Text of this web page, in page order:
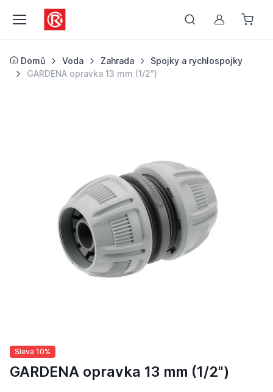
Můj účet
Domů Voda Zahrada
Spojky a rychlospojky
GARDENA opravka 13 mm (1/2")
Sleva 10%
GARDENA opravka 13 mm (1/2")